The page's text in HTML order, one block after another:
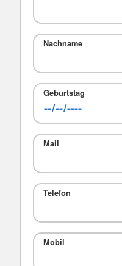
Nachname
Geburtstag
Mail
Telefon
Mobil